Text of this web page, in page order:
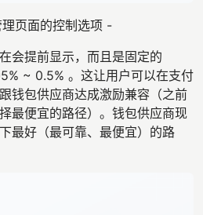
页面的控制选项 -
会提前显示，而且是固定的
~ 0.5% 。这让用户可以在支付
钱包供应商达成激励兼容（之前
最便宜的路径）。钱包供应商现
最好（最可靠、最便宜）的路